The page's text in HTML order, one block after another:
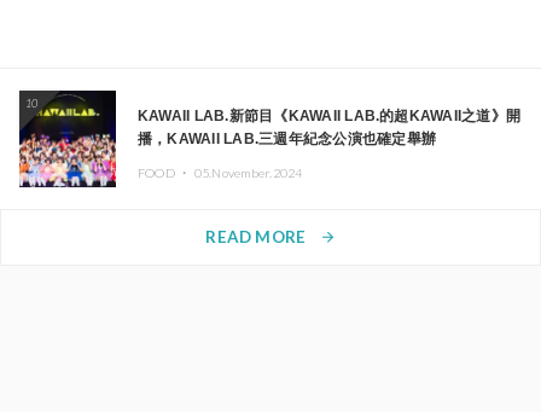
10
KAWAII LAB.新節目《KAWAII LAB.的超KAWAII之道》開
播，KAWAII LAB.三週年紀念公演也確定舉辦
FOOD ・ 05.November.2024
READ MORE arrow_forward